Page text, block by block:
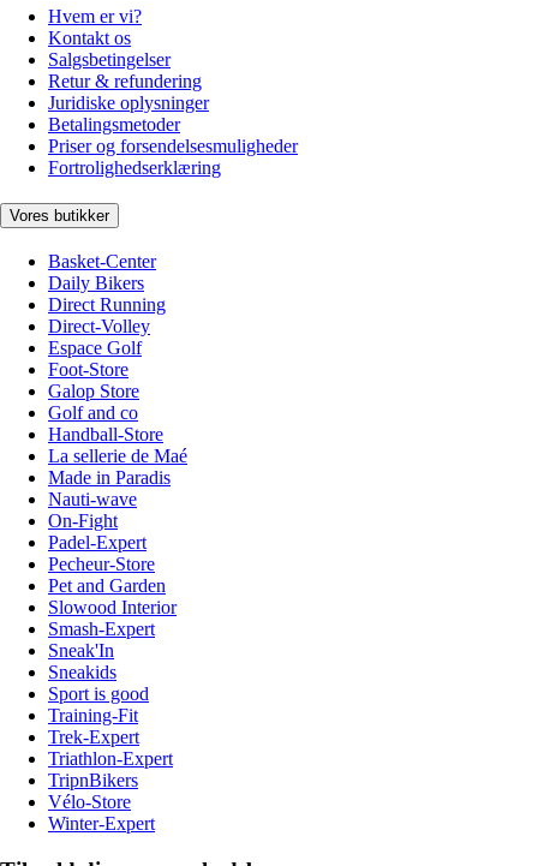
Hvem er vi?
Kontakt os
Salgsbetingelser
Retur & refundering
Juridiske oplysninger
Betalingsmetoder
Priser og forsendelsesmuligheder
Fortrolighedserklæring
Vores butikker
Basket-Center
Daily Bikers
Direct Running
Direct-Volley
Espace Golf
Foot-Store
Galop Store
Golf and co
Handball-Store
La sellerie de Maé
Made in Paradis
Nauti-wave
On-Fight
Padel-Expert
Pecheur-Store
Pet and Garden
Slowood Interior
Smash-Expert
Sneak'In
Sneakids
Sport is good
Training-Fit
Trek-Expert
Triathlon-Expert
TripnBikers
Vélo-Store
Winter-Expert